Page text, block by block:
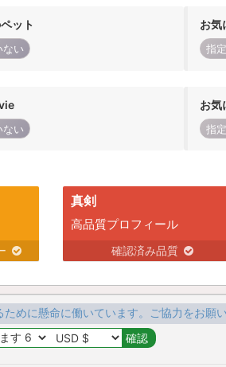
ット
ない
お気
指
ない
お気
指
真剣
高品質プロフィール
確認済み品質
めに懸命に働いています。ご協力をお願